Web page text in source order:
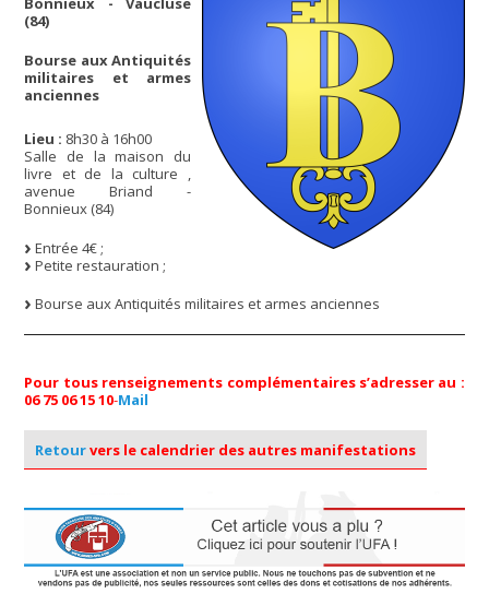
(84)
Bourse aux Antiquités
militaires et armes
anciennes
Lieu : 8h30 à 16h00
Salle de la maison du
livre et de la culture ,
avenue Briand -
Bonnieux (84)
Entrée 4€ ;
Petite restauration ;
Bourse aux Antiquités militaires et armes anciennes
Pour tous renseignements complémentaires s’adresser au :
06 75 06 15 10-Mail
Retourvers le calendrier des autres manifestations